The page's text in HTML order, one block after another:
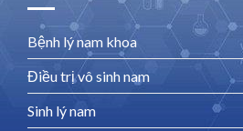
Bệnh lý nam khoa
Điều trị vô sinh nam
Sinh lý nam